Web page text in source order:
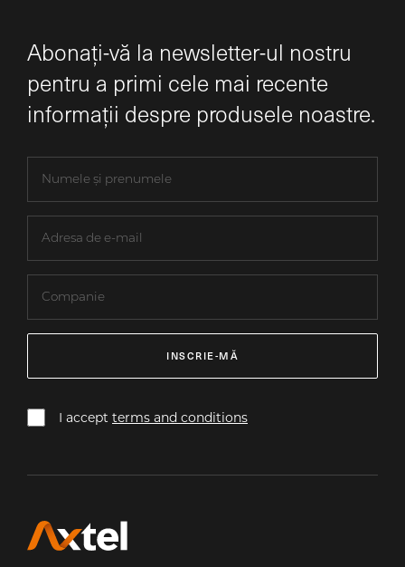
Abonați-vă la newsletter-ul nostru
pentru a primi cele mai recente
informații despre produsele noastre.
INSCRIE-MĂ
I accept terms and conditions